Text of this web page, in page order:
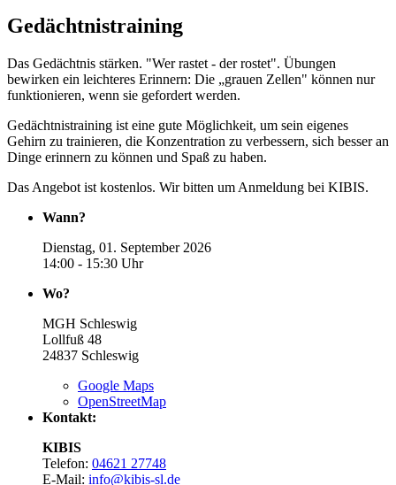
Gedächtnistraining
Das Gedächtnis stärken. "Wer rastet - der rostet". Übungen
bewirken ein leichteres Erinnern: Die „grauen Zellen" können nur
funktionieren, wenn sie gefordert werden.
Gedächtnistraining ist eine gute Möglichkeit, um sein eigenes
Gehirn zu trainieren, die Konzentration zu verbessern, sich besser an
Dinge erinnern zu können und Spaß zu haben.
Das Angebot ist kostenlos. Wir bitten um Anmeldung bei KIBIS.
Wann?
Dienstag, 01. September 2026
14:00 - 15:30 Uhr
Wo?
MGH Schleswig
Lollfuß 48
24837 Schleswig
Google Maps
OpenStreetMap
Kontakt:
KIBIS
Telefon: 04621 27748
E-Mail: info@kibis-sl.de